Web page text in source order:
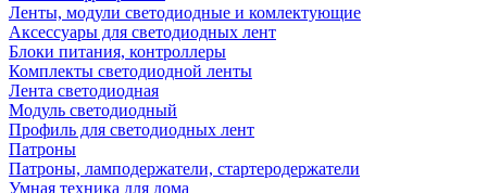
Ленты, модули светодиодные и комлектующие
Аксессуары для светодиодных лент
Блоки питания, контроллеры
Комплекты светодиодной ленты
Лента светодиодная
Модуль светодиодный
Профиль для светодиодных лент
Патроны
Патроны, ламподержатели, стартеродержатели
Умная техника для дома